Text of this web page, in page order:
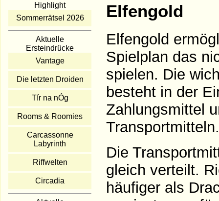
Highlight
Sommerrätsel 2026
Aktuelle
Ersteindrücke
Vantage
Die letzten Droiden
Tír na nÓg
Rooms & Roomies
Carcassonne
Labyrinth
Riffwelten
Circadia
Elfengold
Elfengold
Spielplan das
spielen. Die
besteht in der
Zahlungsmittel
Transportmitteln.
Die
gleich verteilt.
häufiger als